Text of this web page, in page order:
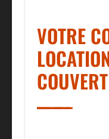
VOTRE
COUVERT